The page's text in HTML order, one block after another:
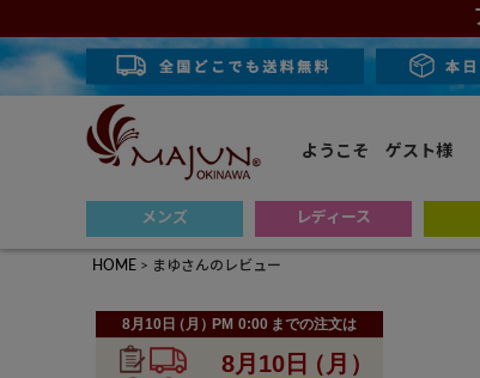
ようこそ ゲスト様
メンズ レディース
HOME まゆさんのレビュー